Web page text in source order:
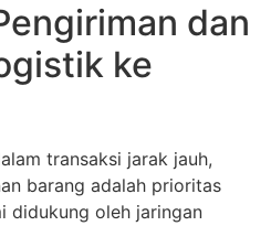
dan
ke
transaksi jarak jauh,
barang adalah prioritas
didukung oleh jaringan